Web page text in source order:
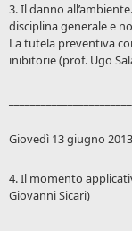
3. Il danno
disciplina generale e
La tutela preventiva
inibitorie (prof. Ugo
Giovedì 13 giugno
4. Il momento
Giovanni Sicari)